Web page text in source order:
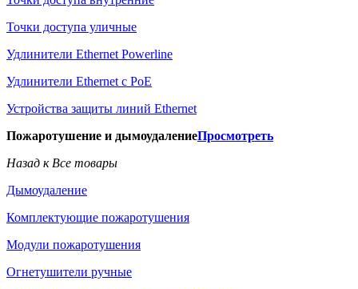
Точки доступа уличные
Удлинители Ethernet Powerline
Удлинители Ethernet с PoE
Устройства защиты линий Ethernet
Пожаротушение и дымоудалениеПросмотреть
Назад к Все товары
Дымоудаление
Комплектующие пожаротушения
Модули пожаротушения
Огнетушители ручные